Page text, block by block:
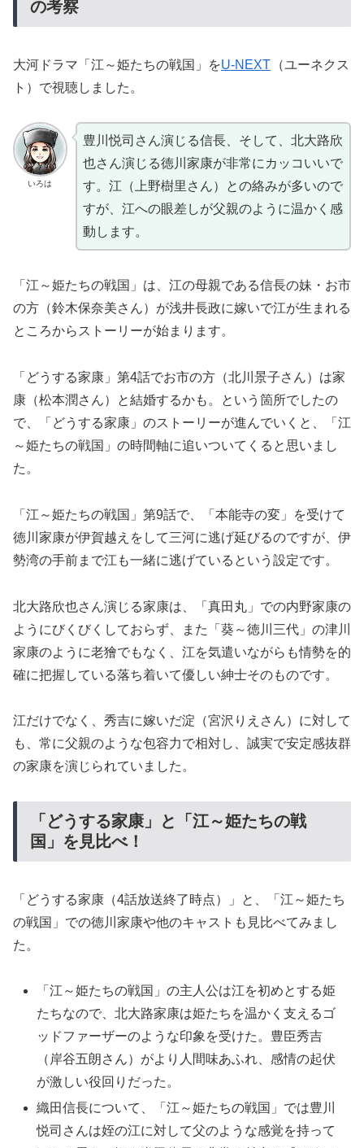
の考察
大河ドラマ「江～姫たちの戦国」をU-NEXT （ユーネクス
ト）で視聴しました。
いろは
豊川悦司さん演じる信長、そして、北大路欣
也さん演じる徳川家康が非常にカッコいいで
す。江（上野樹里さん）との絡みが多いので
すが、江への眼差しが父親のように温かく感
動します。
「江～姫たちの戦国」は、江の母親である信長の妹・お市
の方（鈴木保奈美さん）が浅井長政に嫁いで江が生まれる
ところからストーリーが始まります。
「どうする家康」第4話でお市の方（北川景子さん）は家
康（松本潤さん）と結婚するかも。という箇所でしたの
で、「どうする家康」のストーリーが進んでいくと、「江
～姫たちの戦国」の時間軸に追いついてくると思いまし
た。
「江～姫たちの戦国」第9話で、「本能寺の変」を受けて
徳川家康が伊賀越えをして三河に逃げ延びるのですが、伊
勢湾の手前まで江も一緒に逃げているという設定です。
北大路欣也さん演じる家康は、「真田丸」での内野家康の
ようにびくびくしておらず、また「葵～徳川三代」の津川
家康のように老獪でもなく、江を気遣いながらも情勢を的
確に把握している落ち着いて優しい紳士そのものです。
江だけでなく、秀吉に嫁いだ淀（宮沢りえさん）に対して
も、常に父親のような包容力で相対し、誠実で安定感抜群
の家康を演じられていました。
「どうする家康」と「江～姫たちの戦
国」を見比べ！
「どうする家康（4話放送終了時点）」と、「江～姫たち
の戦国」での徳川家康や他のキャストも見比べてみまし
た。
「江～姫たちの戦国」の主人公は江を初めとする姫
たちなので、北大路家康は姫たちを温かく支えるゴ
ッドファーザーのような印象を受けた。豊臣秀吉
（岸谷五朗さん）がより人間味あふれ、感情の起伏
が激しい役回りだった。
織田信長について、「江～姫たちの戦国」では豊川
悦司さんは姪の江に対して父のような感覚を持って